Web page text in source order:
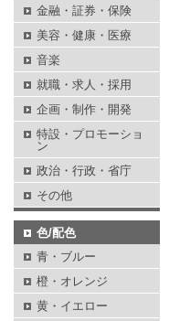
金融・証券・保険
美容・健康・医療
音楽
就職・求人・採用
企画・制作・開発
特設・プロモーショ
ン
政治・行政・省庁
その他
色/配色
青・ブルー
橙・オレンジ
黄・イエロー